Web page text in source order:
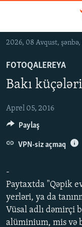
Əsas
qayıt
Əsas
naviqasiyaya
qayıt
keç
#İZAHLA
KORRUPSIOMETR
#ƏSLINDƏ
FƏRQƏ BAX
QANUNI DOĞRU
MULTIMEDIA
VIDEO
FOTOQALEREYA
RADIO ARXIV
OXU ZALI
HAQQIMIZDA
2026, 08 Avqust, şənbə,
FOTOQALEREYA
Bakı
Aprel 05, 2016
-
Paytaxtda "Qəpik
yerləri, ya da
Vüsal adlı dəmirçi
alüminium, mis və
Paylaş
VPN-siz açmaq